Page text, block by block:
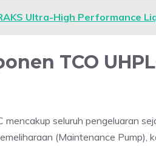
Ultra-High Performance
TCO
seluruh pengeluaran
(Maintenance Pump),